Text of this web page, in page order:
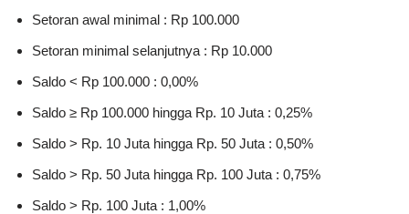
Setoran awal minimal : Rp 100.000
Setoran minimal selanjutnya : Rp 10.000
Saldo < Rp 100.000 : 0,00%
Saldo ≥ Rp 100.000 hingga Rp. 10 Juta : 0,25%
Saldo > Rp. 10 Juta hingga Rp. 50 Juta : 0,50%
Saldo > Rp. 50 Juta hingga Rp. 100 Juta : 0,75%
Saldo > Rp. 100 Juta : 1,00%